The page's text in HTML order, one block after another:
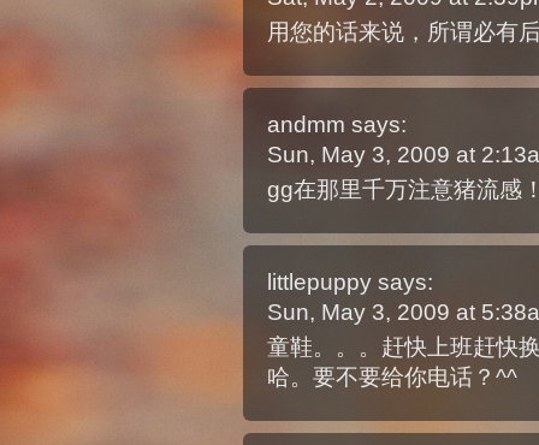
用您的话来说，所谓必有
andmm says:
Sun, May 3, 2009 at
gg在那里千万注意猪流感
littlepuppy says:
Sun, May 3, 2009 at
童鞋。。。赶快上班赶快
哈。要不要给你电话？^^